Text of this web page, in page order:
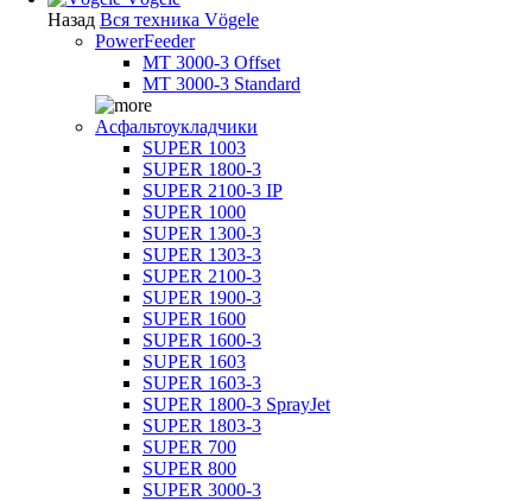
Назад Вся техника Vögele
PowerFeeder
MT 3000-3 Offset
MT 3000-3 Standard
Асфальтоукладчики
SUPER 1003
SUPER 1800-3
SUPER 2100-3 IP
SUPER 1000
SUPER 1300-3
SUPER 1303-3
SUPER 2100-3
SUPER 1900-3
SUPER 1600
SUPER 1600-3
SUPER 1603
SUPER 1603-3
SUPER 1800-3 SprayJet
SUPER 1803-3
SUPER 700
SUPER 800
SUPER 3000-3